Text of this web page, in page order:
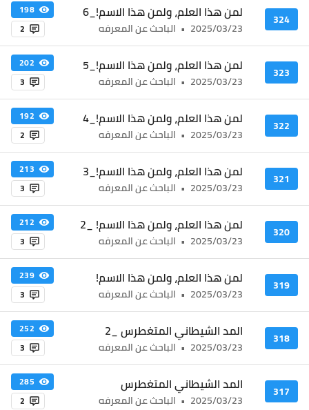
324 لمن هذا العلم، ولمن هذا الاسم!_6
2025/03/23
• الباحث عن المعرفه
198
2
323 لمن هذا العلم، ولمن هذا الاسم!_5
2025/03/23
• الباحث عن المعرفه
202
3
322 لمن هذا العلم، ولمن هذا الاسم!_4
2025/03/23
• الباحث عن المعرفه
192
2
321 لمن هذا العلم، ولمن هذا الاسم!_3
2025/03/23
• الباحث عن المعرفه
213
3
320 لمن هذا العلم، ولمن هذا الاسم! _2
2025/03/23
• الباحث عن المعرفه
212
3
319 لمن هذا العلم، ولمن هذا الاسم!
2025/03/23
• الباحث عن المعرفه
239
3
318 المد الشيطاني المتغطرس _2
2025/03/23
• الباحث عن المعرفه
252
3
317 المد الشيطاني المتغطرس
2025/03/23
• الباحث عن المعرفه
285
2